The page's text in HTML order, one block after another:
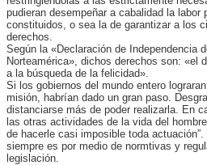
pudieran desempeñar a cabalidad la labor
constituidos, o sea la de garantizar a los
derechos.
Según la «Declaración de Independencia
Norteamérica», dichos derechos son: «el
a la búsqueda de la felicidad».
Si los gobiernos del mundo entero
misión, habrían dado un gran paso.
distanciarse más de poder realizarla. En
las otras actividades de la vida del
de hacerle casi imposible toda
siempre es por medio de normtivas y
legislación.